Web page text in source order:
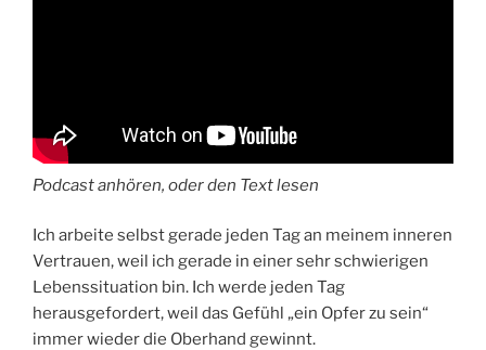
Podcast anhören, oder den Text lesen
Ich arbeite selbst gerade jeden Tag an meinem inneren
Vertrauen, weil ich gerade in einer sehr schwierigen
Lebenssituation bin. Ich werde jeden Tag
herausgefordert, weil das Gefühl „ein Opfer zu sein“
immer wieder die Oberhand gewinnt.